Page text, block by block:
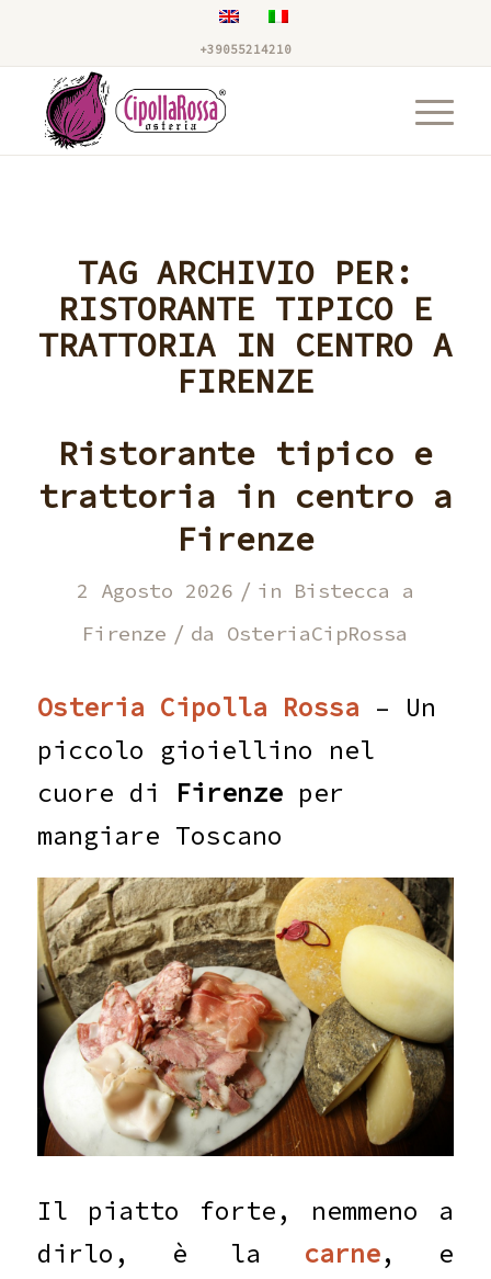
+39055214210
TAG ARCHIVIO PER:
RISTORANTE TIPICO E
TRATTORIA IN CENTRO A
FIRENZE
Ristorante tipico e
trattoria in centro a
Firenze
2 Agosto 2026 / in Bistecca a
Firenze / da OsteriaCipRossa
Osteria Cipolla Rossa – Un
piccolo gioiellino nel
cuore di
Firenze per
mangiare Toscano
Il piatto forte, nemmeno a
dirlo, è la carne, e